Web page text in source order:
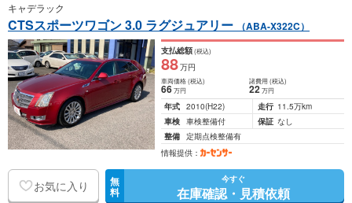
キャデラック
CTSスポーツワゴン 3.0 ラグジュアリー （ABA-X322C）
支払総額(税込)
88万円
車両価格(税込)
66万円
諸費用 (税込)
22 万円
年式 2010(H22) 走行 11.5万km
車検 車検整備付 保証 なし
整備 定期点検整備有
情報提供：
お気に入り 無
料
今すぐ
在庫確認・見積依頼